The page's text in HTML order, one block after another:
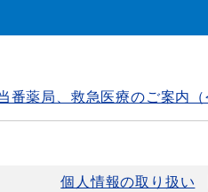
番薬局、救急医療のご案内（
個人情報の取り扱い